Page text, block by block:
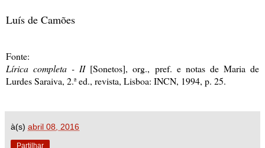
Luís de Camões
Fonte:
Lírica completa - II[Sonetos], org., pref. e notas de Maria de
Lurdes Saraiva, 2.ª ed., revista, Lisboa: INCN, 1994, p. 25.
à(s) abril 08, 2016
Partilhar